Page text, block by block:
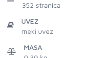
352 stranica
UVEZ
meki uvez
MASA